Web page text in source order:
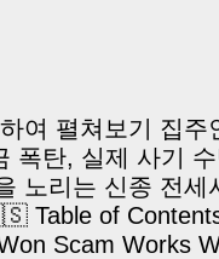
you ever thought
여 펼쳐보기 집
폭탄, 실제 사기
노리는 신종 전세
Table of
Scam Works